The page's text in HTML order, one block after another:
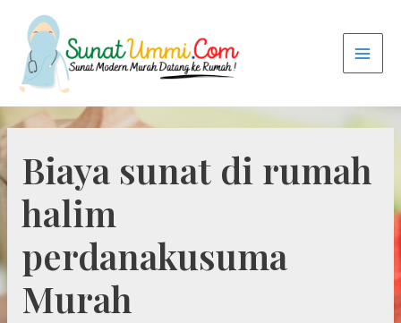
Biaya sunat di rumah
halim
perdanakusuma
Murah